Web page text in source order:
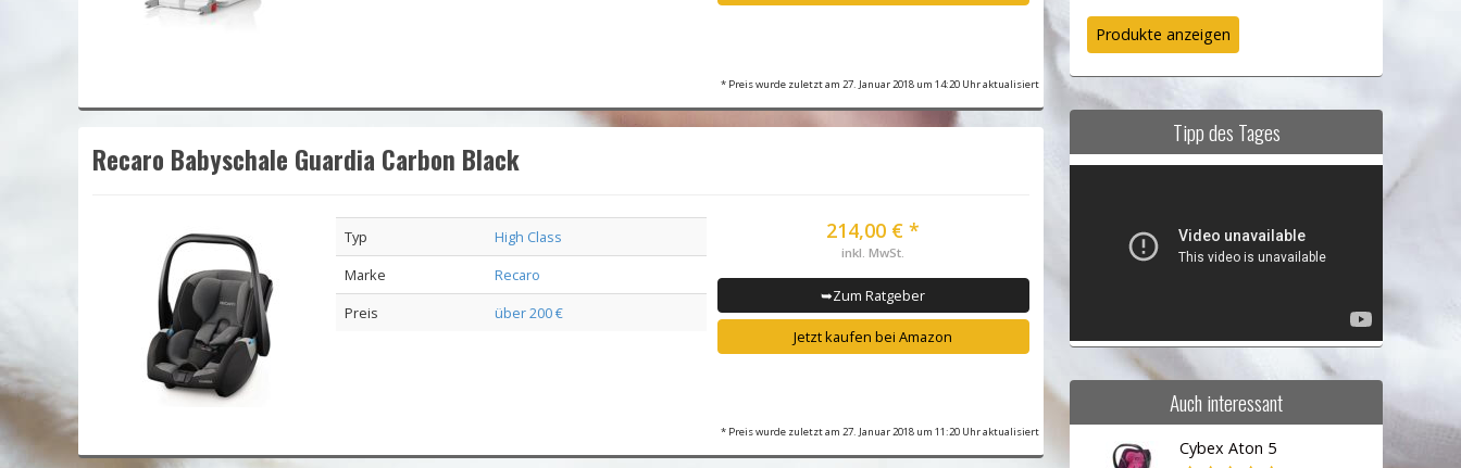
* Preis wurde zuletzt am 27. Januar 2018 um 14:20 Uhr aktualisiert
Recaro Babyschale Guardia Carbon Black
Typ
High Class
Marke
Recaro
Preis
über 200 €
214,00 € *
inkl. MwSt.
➥Zum Ratgeber
Jetzt kaufen bei Amazon
* Preis wurde zuletzt am 27. Januar 2018 um 11:20 Uhr aktualisiert
Tipp des Tages
Auch interessant
Cybex Aton 5